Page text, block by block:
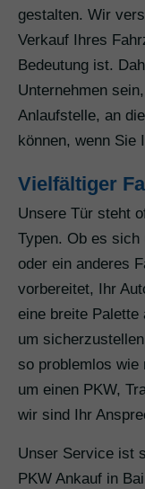
gestalten. Wir
Verkauf Ihres
Bedeutung ist.
Unternehmen
Anlaufstelle, an
können, wenn Sie
Vielfältiger
Unsere Tür steht
Typen. Ob es sich
oder ein anderes
vorbereitet, Ihr
eine breite Palette
um
so problemlos
um einen PKW,
wir sind Ihr
Unser Service ist
PKW Ankauf in